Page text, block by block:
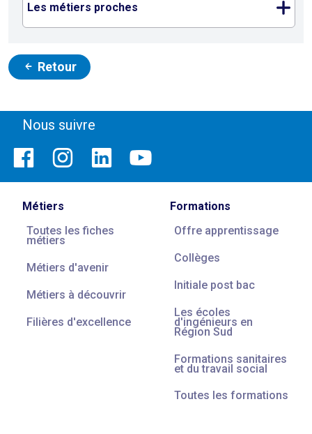
Les métiers proches
Retour
Nous suivre
Métiers
Toutes les fiches
métiers
Métiers d'avenir
Métiers à découvrir
Filières d'excellence
Formations
Offre apprentissage
Collèges
Initiale post bac
Les écoles
d'ingénieurs en
Région Sud
Formations sanitaires
et du travail social
Toutes les formations